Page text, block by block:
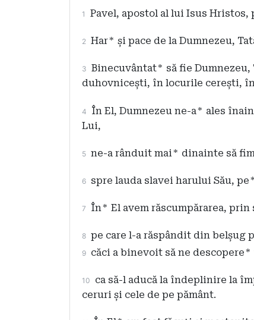
1 Pavel, apostol al lui Isus Hristos,
2 Har* și pace de la Dumnezeu,
3 Binecuvântat* să fie
duhovnicești, în locurile cerești,
4 În El, Dumnezeu ne-a* ales
Lui,
5 ne-a rânduit mai * dinainte să
6 spre lauda slavei harului Său, pe*
7 În* El avem răscumpărarea,
8 pe care l-a răspândit din belșug
9 căci a binevoit să ne descopere*
10 ca să-l aducă la îndeplinire la
ceruri și cele de pe pământ.